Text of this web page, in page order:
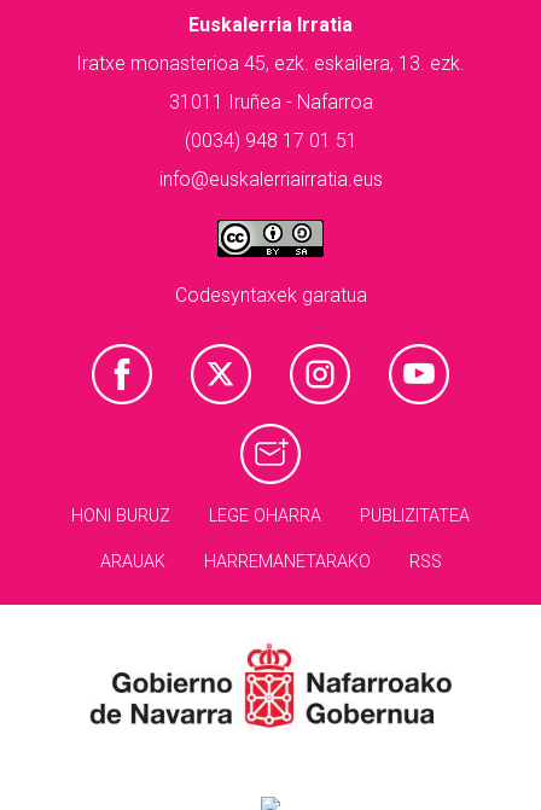
Euskalerria Irratia
Iratxe monasterioa 45, ezk. eskailera, 13. ezk.
31011 Iruñea - Nafarroa
(0034) 948 17 01 51
info@euskalerriairratia.eus
Codesyntaxek garatua
HONI BURUZ LEGE OHARRA PUBLIZITATEA
ARAUAK HARREMANETARAKO RSS